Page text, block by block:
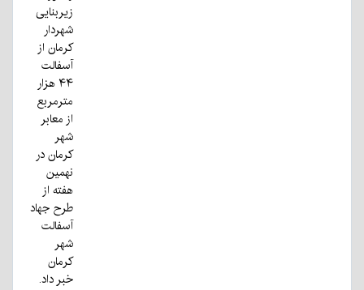
زیربنایی
شهردار
کرمان از
آسفالت
۴۴ هزار
مترمربع
از معابر
شهر
کرمان در
نهمین
هفته از
طرح جهاد
آسفالت
شهر
کرمان
خبر داد.